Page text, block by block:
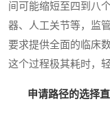
间可能缩短至四到八
器、人工关节等，监
要求提供全面的临床
这个过程极其耗时，
申请路径的选择